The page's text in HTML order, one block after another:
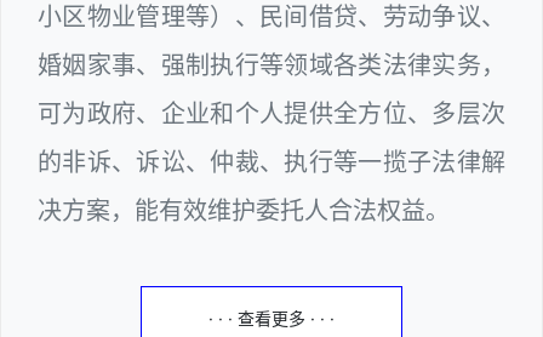
小区物业管理等）、民间借贷、劳动争议、
婚姻家事、强制执行等领域各类法律实务，
可为政府、企业和个人提供全方位、多层次
的非诉、诉讼、仲裁、执行等一揽子法律解
决方案，能有效维护委托人合法权益。
· · · 查看更多 · · ·